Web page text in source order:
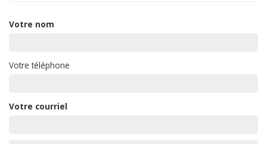
Votre nom
Votre téléphone
Votre courriel